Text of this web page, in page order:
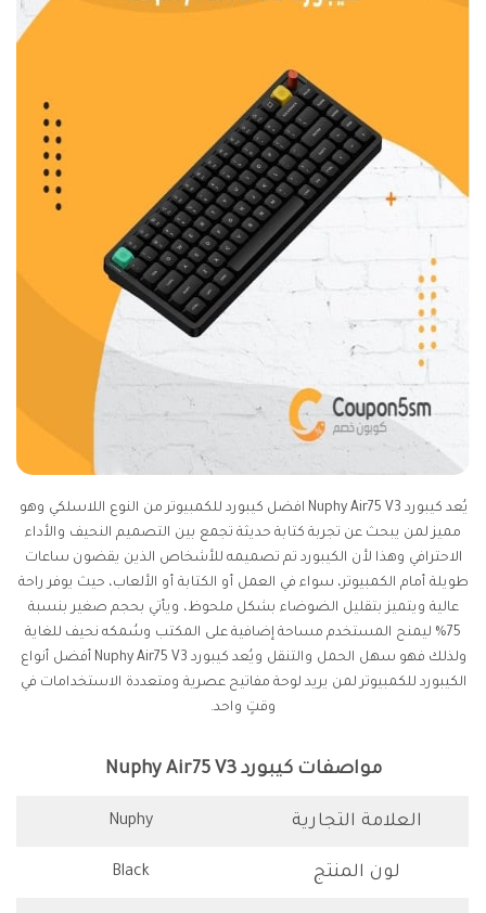
يُعد كيبورد Nuphy Air75 V3 افضل كيبورد للكمبيوتر من النوع اللاسلكي وهو
مميز لمن يبحث عن تجربة كتابة حديثة تجمع بين التصميم النحيف والأداء
الاحترافي وهذا لأن الكيبورد تم تصميمه للأشخاص الذين يقضون ساعات
طويلة أمام الكمبيوتر، سواء في العمل أو الكتابة أو الألعاب، حيث يوفر راحة
عالية ويتميز بتقليل الضوضاء بشكل ملحوظ، ويأتي بحجم صغير بنسبة
75% ليمنح المستخدم مساحة إضافية على المكتب وسُمكه نحيف للغاية
ولذلك فهو سهل الحمل والتنقل ويُعد كيبورد Nuphy Air75 V3 أفضل أنواع
الكيبورد للكمبيوتر لمن يريد لوحة مفاتيح عصرية ومتعددة الاستخدامات في
وقتٍ واحد.
مواصفات كيبورد Nuphy Air75 V3
العلامة التجارية Nuphy
لون المنتج Black